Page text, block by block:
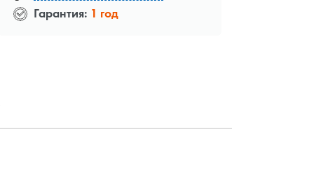
Гарантия: 1 год